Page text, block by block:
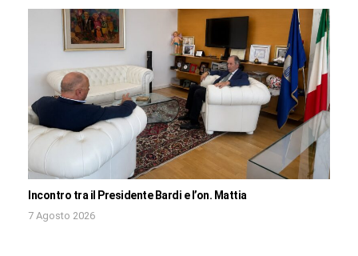
Incontro tra il Presidente Bardi e l’on. Mattia
7 Agosto 2026